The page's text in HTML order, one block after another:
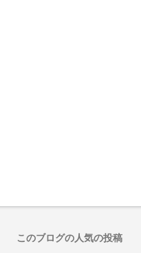
このブログの人気の投稿